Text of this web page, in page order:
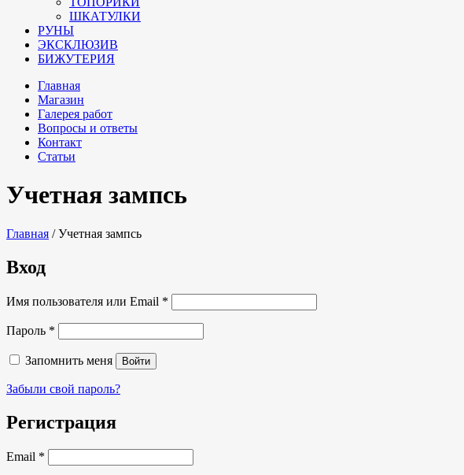
ШКАТУЛКИ
РУНЫ
ЭКСКЛЮЗИВ
БИЖУТЕРИЯ
Главная
Магазин
Галерея работ
Вопросы и ответы
Контакт
Статьи
Учетная зампсь
Главная / Учетная зампсь
Вход
Имя пользователя или Email *
Пароль *
Запомнить меня Войти
Забыли свой пароль?
Регистрация
Email *